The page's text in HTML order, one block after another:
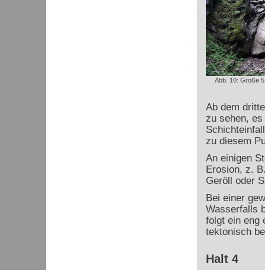
Abb. 10: Große
Ab dem
zu sehen,
zu diesem
An einigen
Erosion, z.
Geröll oder
Bei einer
Wasserfalls
folgt ein eng
tektonisch
Halt 4